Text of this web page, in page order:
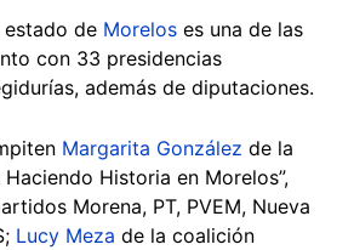
estado de Morelos es una de las
con 33 presidencias
además de diputaciones.
Margarita González de la
Historia en Morelos”,
Morena, PT, PVEM, Nueva
Lucy Meza de la coalición